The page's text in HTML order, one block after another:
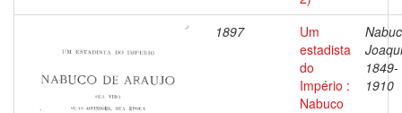
1897
Um
estadista
do
Império :
Nabuco
1849-
1910